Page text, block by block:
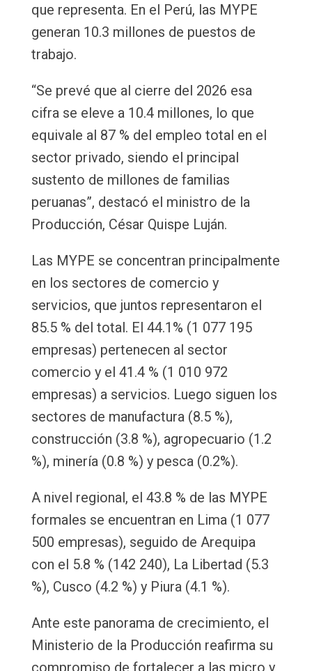
que representa. En el Perú, las MYPE
generan 10.3 millones de puestos de
trabajo.
“Se prevé que al cierre del 2026 esa
cifra se eleve a 10.4 millones, lo que
equivale al 87 % del empleo total en el
sector privado, siendo el principal
sustento de millones de familias
peruanas”, destacó el ministro de la
Producción, César Quispe Luján.
Las MYPE se concentran principalmente
en los sectores de comercio y
servicios, que juntos representaron el
85.5 % del total. El 44.1% (1 077 195
empresas) pertenecen al sector
comercio y el 41.4 % (1 010 972
empresas) a servicios. Luego siguen los
sectores de manufactura (8.5 %),
construcción (3.8 %), agropecuario (1.2
%), minería (0.8 %) y pesca (0.2%).
A nivel regional, el 43.8 % de las MYPE
formales se encuentran en Lima (1 077
500 empresas), seguido de Arequipa
con el 5.8 % (142 240), La Libertad (5.3
%), Cusco (4.2 %) y Piura (4.1 %).
Ante este panorama de crecimiento, el
Ministerio de la Producción reafirma su
compromiso de fortalecer a las micro y